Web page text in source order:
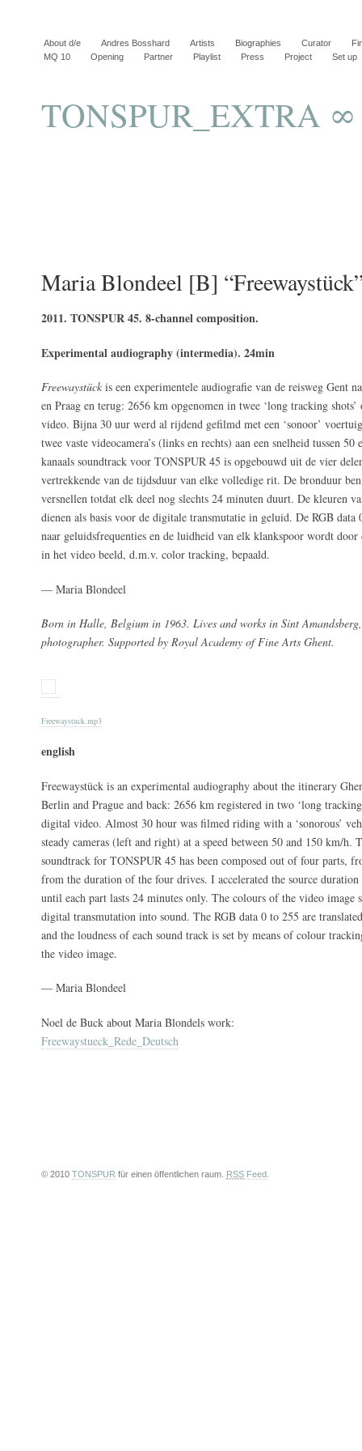
About d/e Andres Bosshard Artists Biographies Curator
MQ 10
Opening Partner Playlist Press Project Set up
TONSPUR_EXTRA
Maria Blondeel [B]
2011. TONSPUR 45. 8-channel composition.
Experimental audiography (intermedia). 24min
Freewaystück is een experimentele audiografie van de reisweg Gent
en Praag en terug: 2656 km opgenomen in twee ‘long tracking
video. Bijna 30 uur werd al rijdend gefilmd met een ‘sonoor’
twee vaste videocamera’s (links en rechts) aan een snelheid tussen
kanaals soundtrack voor TONSPUR 45 is opgebouwd uit de vier
vertrekkende van de tijdsduur van elke volledige rit. De bronduur
versnellen totdat elk deel nog slechts 24 minuten duurt. De kleuren
dienen als basis voor de digitale transmutatie in geluid. De RGB
naar geluidsfrequenties en de luidheid van elk klankspoor wordt door
in het video beeld, d.m.v. color tracking, bepaald.
— Maria Blondeel
Born in Halle, Belgium in 1963. Lives and works in Sint
photographer. Supported by Royal Academy of Fine Arts Ghent.
Freewaystuck.mp3
english
Freewaystück is an experimental audiography about the itinerary
Berlin and Prague and back: 2656 km registered in two ‘long
digital video. Almost 30 hour was filmed riding with a ‘sonorous’
steady cameras (left and right) at a speed between 50 and 150 km/h.
soundtrack for TONSPUR 45 has been composed out of four parts,
from the duration of the four drives. I accelerated the source
until each part lasts 24 minutes only. The colours of the video image
digital transmutation into sound. The RGB data 0 to 255 are
and the loudness of each sound track is set by means of colour
the video image.
— Maria Blondeel
Noel de Buck about Maria Blondels work:
Freewaystueck_Rede_Deutsch
© 2010 TONSPUR für einen öffentlichen raum. RSS Feed